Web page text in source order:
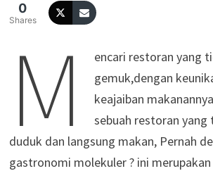
0
Shares
M
encari restoran yang
gemuk,dengan
keajaiban
sebuah restoran
duduk dan langsung makan, Pernah
gastronomi molekuler ? ini